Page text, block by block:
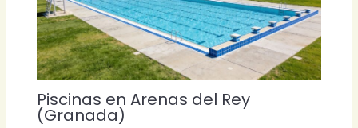
Piscinas en Arenas del Rey
(Granada)